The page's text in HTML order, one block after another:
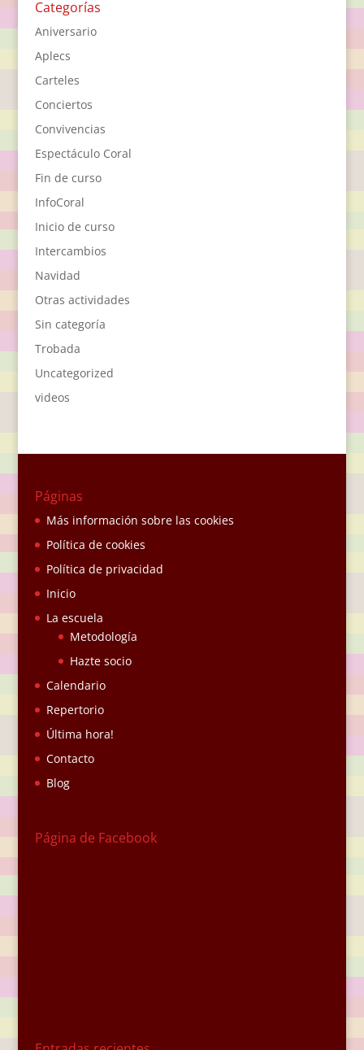
Categorías
Aniversario
Aplecs
Carteles
Conciertos
Convivencias
Espectáculo Coral
Fin de curso
InfoCoral
Inicio de curso
Intercambios
Navidad
Otras actividades
Sin categoría
Trobada
Uncategorized
videos
Páginas
Más información sobre las cookies
Política de cookies
Política de privacidad
Inicio
La escuela
Metodología
Hazte socio
Calendario
Repertorio
Última hora!
Contacto
Blog
Página de Facebook